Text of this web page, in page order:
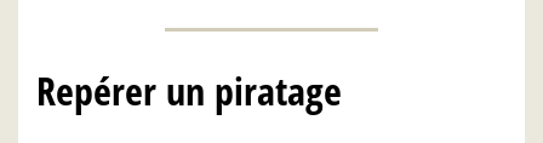
Repérer un piratage